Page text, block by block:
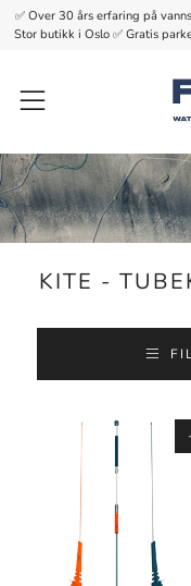
✅ Over 30 års erfaring på
Stor butikk i Oslo ✅ Gratis
Meny
KITE -